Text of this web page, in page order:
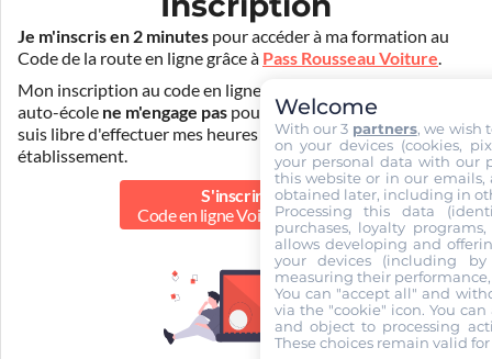
Je m'inscris en 2 minutes pour accéder à ma formation au
Code de la route en ligne grâce à Pass Rousseau Voiture.
Mon inscription au code en ligne voiture auprès de mon
auto-école ne m'engage pas pour la suite de ma formation. Je
suis libre d'effectuer mes heures de conduite dans un autre
établissement.
S'inscrire au
Code en ligne Voiture 39.90 €
Welcome
With our 3 partners, we wish
on your devices (cookies,
your personal data with our
this website or in our emails,
obtained later, including in
Processing this data
purchases, loyalty
allows developing and
your devices (including
measuring their
You can "accept all" and
via the "cookie" icon. You
and object to processing
These choices remain valid